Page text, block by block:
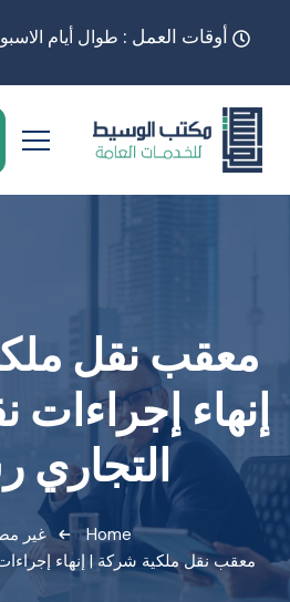
أوقات العمل : طوال أيام الاسبوع 24 علي مدار
معقب نقل
إنهاء
التجاري
Home
غير
معقب نقل ملكية شركة | إنهاء